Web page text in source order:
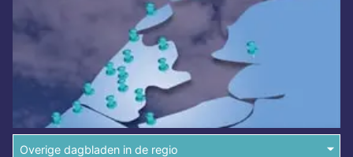
Overige dagbladen in de regio